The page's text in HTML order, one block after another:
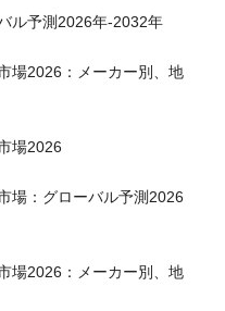
ル予測2026年-2032年
場2026：メーカー別、地
場2026
場：グローバル予測2026
場2026：メーカー別、地